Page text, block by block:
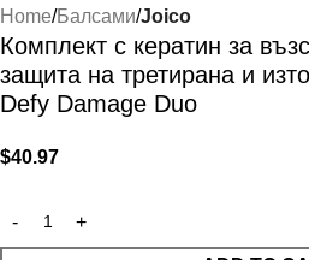
Home Балсами Joico
Комплект с кератин за
защита на третирана и
Defy Damage Duo
$40.97